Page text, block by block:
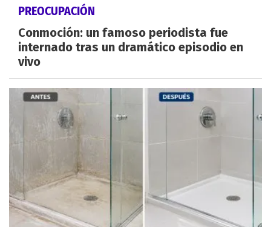
PREOCUPACIÓN
Conmoción: un famoso periodista fue
internado tras un dramático episodio en
vivo